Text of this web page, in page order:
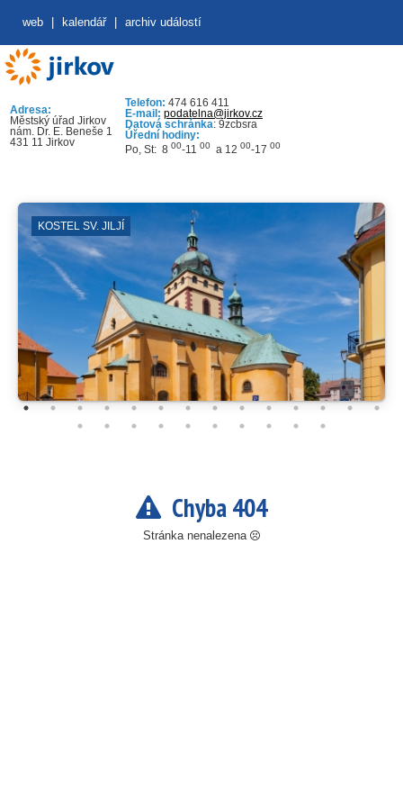
web kalendář archiv událostí
Adresa:
Městský úřad Jirkov
nám. Dr. E. Beneše 1
431 11 Jirkov
Telefon: 474 616 411
E-mail: podatelna@jirkov.cz
Datová schránka: 9zcbsra
Úřední hodiny:
Po, St: 8 00-11 00 a 12 00-17 00
KOSTEL SV. JILJÍ
Chyba 404
Stránka nenalezena